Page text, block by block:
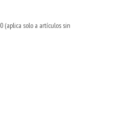
(aplica solo a artículos sin